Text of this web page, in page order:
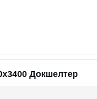
Докшелтер